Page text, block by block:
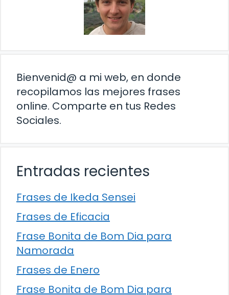
Bienvenid@ a mi web, en donde
recopilamos las mejores frases
online. Comparte en tus Redes
Sociales.
Entradas recientes
Frases de Ikeda Sensei
Frases de Eficacia
Frase Bonita de Bom Dia para
Namorada
Frases de Enero
Frase Bonita de Bom Dia para